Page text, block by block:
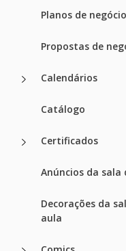
Planos de
Propostas de
Calendários
Catálogo
Certificados
Anúncios da sala
Decorações da
aula